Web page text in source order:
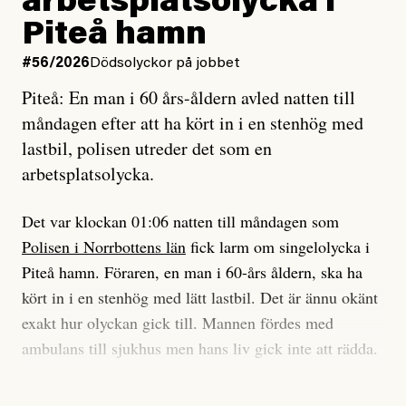
tidning?
Vad är bra journalistik?
Ett försök till korta svar som jag hoppas kan förtydliga
för Kuhn och Sassarinis-McGowan och andra hur jag
som chefredaktör ser på Dagens ETC:s uppdrag och
roll.
Vi skriver för våra läsare som vill bli informerade,
överraskade, bekräftade, utmanade – och som kräver
att vi granskar allt och alla.
Vi är som sagt en röd, grön och oberoende tidning.
Det betyder en annan journalistik än vad du hittar i
enligt uråldrig metod
och lade min sista ungdom
på att laga en gammal bod.
Jag sökte ljuset och meningen,
efter det som var rent, rätt och sant,
och aldrig såg jag det klarare än
när jag ombord på bussen hjälpte en tant.
#23/2026Intervjun
Jesper Lundby: ”Livet i sig
är ganska politiskt”
Piteå hamn
#56/2026 Dödsolyckor på jobbet
Piteå: En man i 60 års-åldern avled natten till
måndagen efter att ha kört in i en stenhög med
lastbil, polisen utreder det som en
arbetsplatsolycka.
Det var klockan 01:06 natten till måndagen som
Polisen i Norrbottens län fick larm om singelolycka i
Piteå hamn. Föraren, en man i 60-års åldern, ska ha
kört in i en stenhög med lätt lastbil. Det är ännu okänt
exakt hur olyckan gick till. Mannen fördes med
ambulans till sjukhus men hans liv gick inte att rädda.